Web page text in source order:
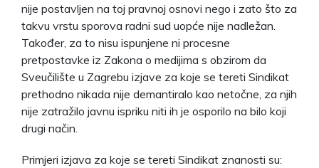
nije postavljen na toj pravnoj osnovi nego i zato što za
takvu vrstu sporova radni sud uopće nije nadležan.
Također, za to nisu ispunjene ni procesne
pretpostavke iz Zakona o medijima s obzirom da
Sveučilište u Zagrebu izjave za koje se tereti Sindikat
prethodno nikada nije demantiralo kao netočne, za njih
nije zatražilo javnu ispriku niti ih je osporilo na bilo koji
drugi način.
Primjeri izjava za koje se tereti Sindikat znanosti su: